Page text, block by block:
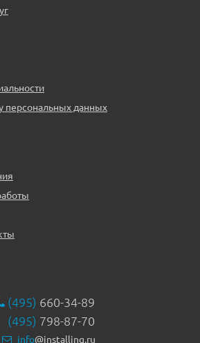
персональных данных
(495) 660-34-89
(495) 798-87-70
info@installing.ru